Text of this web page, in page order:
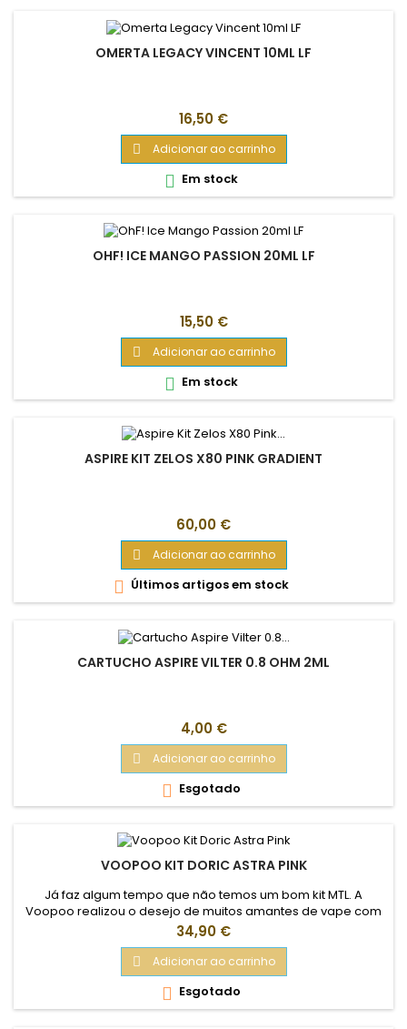
OMERTA LEGACY VINCENT 10ML LF
Preço
16,50 €
 Adicionar ao carrinho
 Em stock
OHF! ICE MANGO PASSION 20ML LF
Preço
15,50 €
 Adicionar ao carrinho
 Em stock
ASPIRE KIT ZELOS X80 PINK GRADIENT
Preço
60,00 €
 Adicionar ao carrinho
 Últimos artigos em stock
CARTUCHO ASPIRE VILTER 0.8 OHM 2ML
Preço
4,00 €
 Adicionar ao carrinho
 Esgotado
VOOPOO KIT DORIC ASTRA PINK
Já faz algum tempo que não temos um bom kit MTL. A
Voopoo realizou o desejo de muitos amantes de vape com
a criação do kit Doric Astra. Este kit, composto por uma
bateria e um tanque, combina um retorno ao básico com
um toque moderno, oferecendo uma experiência acessível
e sabores impecáveis ​​graças às resistências mesh de nova
geração. O Tanque de...
Preço
34,90 €
 Adicionar ao carrinho
 Esgotado